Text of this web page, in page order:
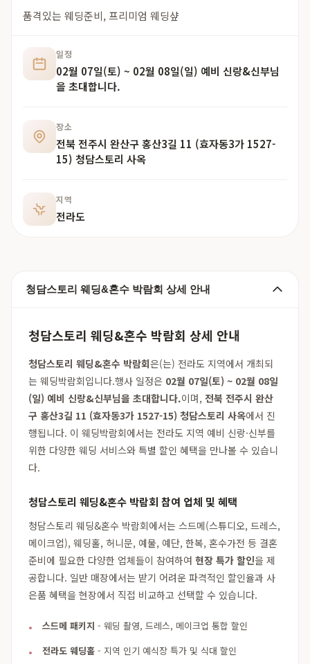
품격있는 웨딩준비, 프리미엄 웨딩샾
일정
02월 07일(토) ~ 02월 08일(일) 예비 신랑&신부님
을 초대합니다.
장소
전북 전주시 완산구 홍산3길 11 (효자동3가 1527-
15) 청담스토리 사옥
지역
전라도
청담스토리 웨딩&혼수 박람회 상세 안내
청담스토리 웨딩&혼수 박람회 상세 안내
청담스토리 웨딩&혼수 박람회은(는) 전라도 지역에서 개최되
는 웨딩박람회입니다.행사 일정은 02월 07일(토) ~ 02월 08일
(일) 예비 신랑&신부님을 초대합니다.이며, 전북 전주시 완산
구 홍산3길 11 (효자동3가 1527-15) 청담스토리 사옥에서 진
행됩니다. 이 웨딩박람회에서는 전라도 지역 예비 신랑·신부를
위한 다양한 웨딩 서비스와 특별 할인 혜택을 만나볼 수 있습니
다.
청담스토리 웨딩&혼수 박람회 참여 업체 및 혜택
청담스토리 웨딩&혼수 박람회에서는 스드메(스튜디오, 드레스,
메이크업), 웨딩홀, 허니문, 예물, 예단, 한복, 혼수가전 등 결혼
준비에 필요한 다양한 업체들이 참여하여 현장 특가 할인을 제
공합니다. 일반 매장에서는 받기 어려운 파격적인 할인율과 사
은품 혜택을 현장에서 직접 비교하고 선택할 수 있습니다.
스드메 패키지 - 웨딩 촬영, 드레스, 메이크업 통합 할인
전라도 웨딩홀 - 지역 인기 예식장 특가 및 식대 할인